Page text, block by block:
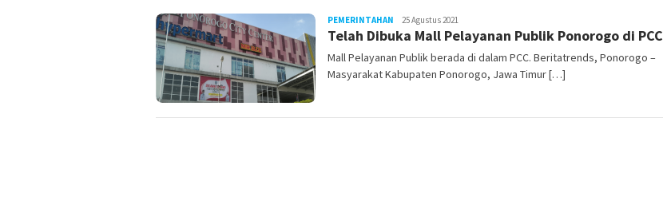
PEMERINTAHAN LilikAbdi
25 Agustus 2021
Telah Dibuka Mall Pelayanan Publik Ponorogo di PCC
Mall Pelayanan Publik berada di dalam PCC. Beritatrends, Ponorogo –
Masyarakat Kabupaten Ponorogo, Jawa Timur […]